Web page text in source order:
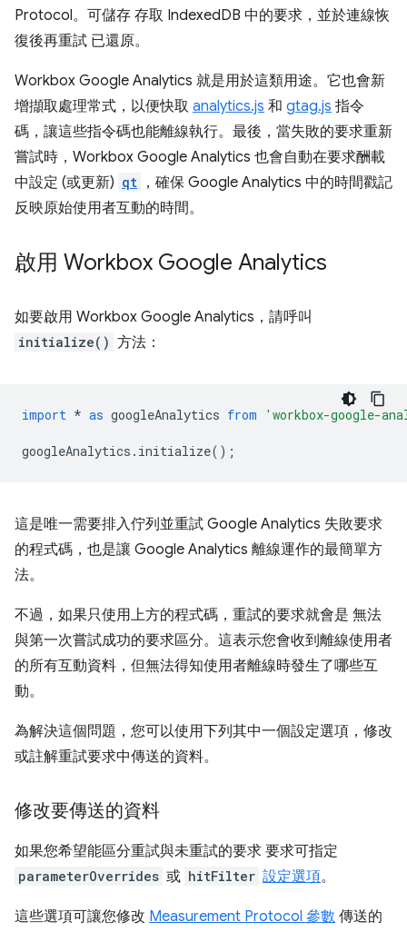
Protocol。可儲存 存取 IndexedDB 中的要求，並於連線恢
復後再重試 已還原。
Workbox Google Analytics 就是用於這類用途。它也會新
增擷取處理常式，以便快取 analytics.js 和 gtag.js 指令
碼，讓這些指令碼也能離線執行。最後，當失敗的要求重新
嘗試時，Workbox Google Analytics 也會自動在要求酬載
中設定 (或更新) qt ，確保 Google Analytics 中的時間戳記
反映原始使用者互動的時間。
啟用 Workbox Google Analytics
如要啟用 Workbox Google Analytics，請呼叫
initialize() 方法：
import * as googleAnalytics from 'workbox-google-
googleAnalytics . initialize();
這是唯一需要排入佇列並重試 Google Analytics 失敗要求
的程式碼，也是讓 Google Analytics 離線運作的最簡單方
法。
不過，如果只使用上方的程式碼，重試的要求就會是 無法
與第一次嘗試成功的要求區分。這表示您會收到離線使用者
的所有互動資料，但無法得知使用者離線時發生了哪些互
動。
為解決這個問題，您可以使用下列其中一個設定選項，修改
或註解重試要求中傳送的資料。
修改要傳送的資料
如果您希望能區分重試與未重試的要求 要求可指定
parameterOverrides 或 hitFilter 設定選項。
這些選項可讓您修改 Measurement Protocol 參數 傳送的